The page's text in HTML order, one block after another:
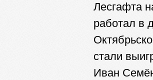
Лесгафта
работал в
стали
Иван